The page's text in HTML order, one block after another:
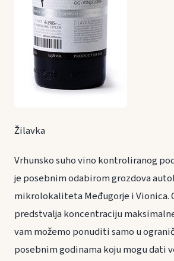
Žilavka
Vrhunsko suho vino kontroliranog
je posebnim odabirom grozdova
mikrolokaliteta Međugorje i Vionica.
predstvalja koncentraciju
vam možemo ponuditi samo u
posebnim godinama koju mogu dati